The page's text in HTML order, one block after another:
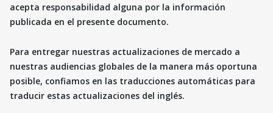
acepta responsabilidad alguna por la información
publicada en el presente documento.
Para entregar nuestras actualizaciones de mercado a
nuestras audiencias globales de la manera más oportuna
posible, confiamos en las traducciones automáticas para
traducir estas actualizaciones del inglés.